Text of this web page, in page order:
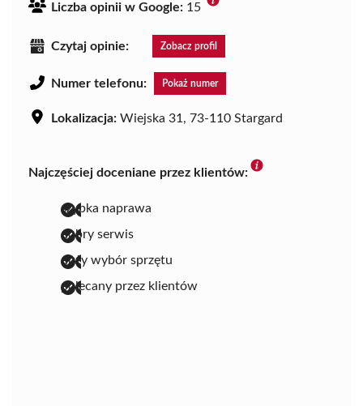
Liczba opinii w Google: 15
Czytaj opinie: Zobacz profil
Numer telefonu: Pokaż numer
Lokalizacja: Wiejska 31, 73-110 Stargard
Najczęściej doceniane przez klientów:
szybka naprawa
dobry serwis
duży wybór sprzętu
polecany przez klientów